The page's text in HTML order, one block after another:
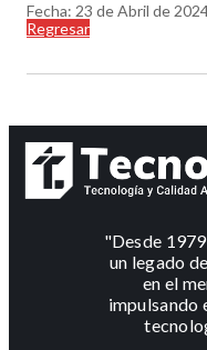
Fecha: 23 de Abril de
Regresar
"Desde
un legado
en el
impulsando